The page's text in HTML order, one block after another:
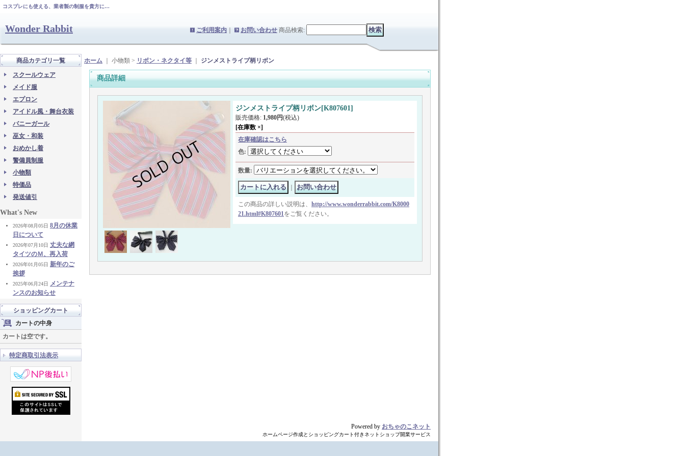
コスプレにも使える、業者製の制服を貴方に…
Wonder Rabbit ご利用案内 お問い合わせ 商品検索:
商品カテゴリ一覧
スクールウェア
メイド服
エプロン
アイドル風・舞台衣装
バニーガール
巫女・和装
おめかし着
警備員制服
小物類
特価品
発送値引
What's New
2026年08月05日 8月の休業
日について
2026年07月10日 丈夫な網
タイツのＭ、再入荷
2026年01月05日 新年のご
挨拶
2025年06月24日 メンテナ
ンスのお知らせ
ショッピングカート
カートの中身
カートは空です。
特定商取引法表示
ホーム ｜ 小物類 > リボン・ネクタイ等 ジンメストライプ柄リボン
商品詳細
ジンメストライプ柄リボン[K807601]
販売価格: 1,980円(税込)
[在庫数 ×]
在庫確認はこちら
色:
数量:
この商品の詳しい説明は、 http://www.wonderrabbit.com/K8000
21.html#K807601をご覧ください。
Powered by おちゃのこネット
ホームページ作成とショッピングカート付きネットショップ開業サービス